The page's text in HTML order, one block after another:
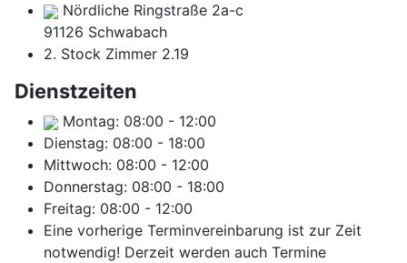
Nördliche Ringstraße 2a-c
91126 Schwabach
2. Stock Zimmer 2.19
Dienstzeiten
Montag: 08:00 - 12:00
Dienstag: 08:00 - 18:00
Mittwoch: 08:00 - 12:00
Donnerstag: 08:00 - 18:00
Freitag: 08:00 - 12:00
Eine vorherige Terminvereinbarung ist zur Zeit
notwendig! Derzeit werden auch Termine